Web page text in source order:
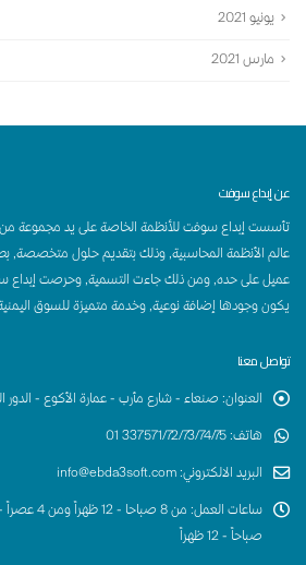
يونيو 2021
مارس 2021
عن إبداع سوفت
تأسست إبداع سوفت للأنظمة الخاصة على يد مجموعة من
عالم الأنظمة المحاسبية, وذلك بتقديم حلول متخصصة,
عميل على حده, ومن ذلك جاءت التسمية, وحرصت إبداع
يكون وجودها إضافة نوعية, وخدمة متميزة للسوق
تواصل معنا
العنوان: صنعاء - شارع مأرب - عمارة الأكوع - الدور
هاتف:
337571/72/73/74/75 01
البريد الالكتروني:
info@ebda3soft.com
ساعات العمل:
صباحاً - 12 ظهراً